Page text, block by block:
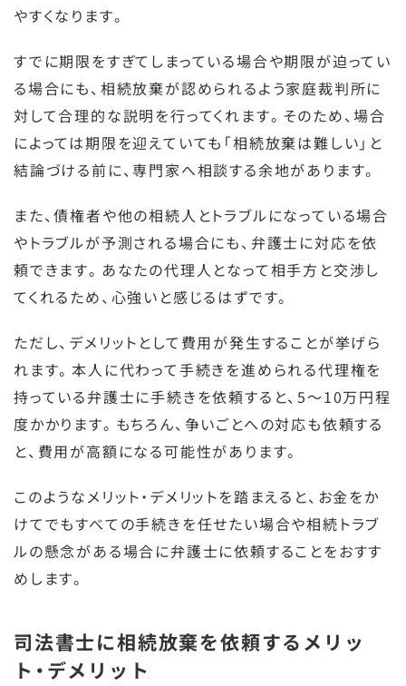
やすくなります。
すでに期限をすぎてしまっている場合や期限が迫ってい
る場合にも、相続放棄が認められるよう家庭裁判所に
対して合理的な説明を行ってくれます。そのため、場合
によっては期限を迎えていても「相続放棄は難しい」と
結論づける前に、専門家へ相談する余地があります。
また、債権者や他の相続人とトラブルになっている場合
やトラブルが予測される場合にも、弁護士に対応を依
頼できます。あなたの代理人となって相手方と交渉し
てくれるため、心強いと感じるはずです。
ただし、デメリットとして費用が発生することが挙げら
れます。本人に代わって手続きを進められる代理権を
持っている弁護士に手続きを依頼すると、5〜10万円程
度かかります。もちろん、争いごとへの対応も依頼する
と、費用が高額になる可能性があります。
このようなメリット・デメリットを踏まえると、お金をか
けてでもすべての手続きを任せたい場合や相続トラブ
ルの懸念がある場合に弁護士に依頼することをおすす
めします。
司法書士に相続放棄を依頼するメリッ
ト・デメリット